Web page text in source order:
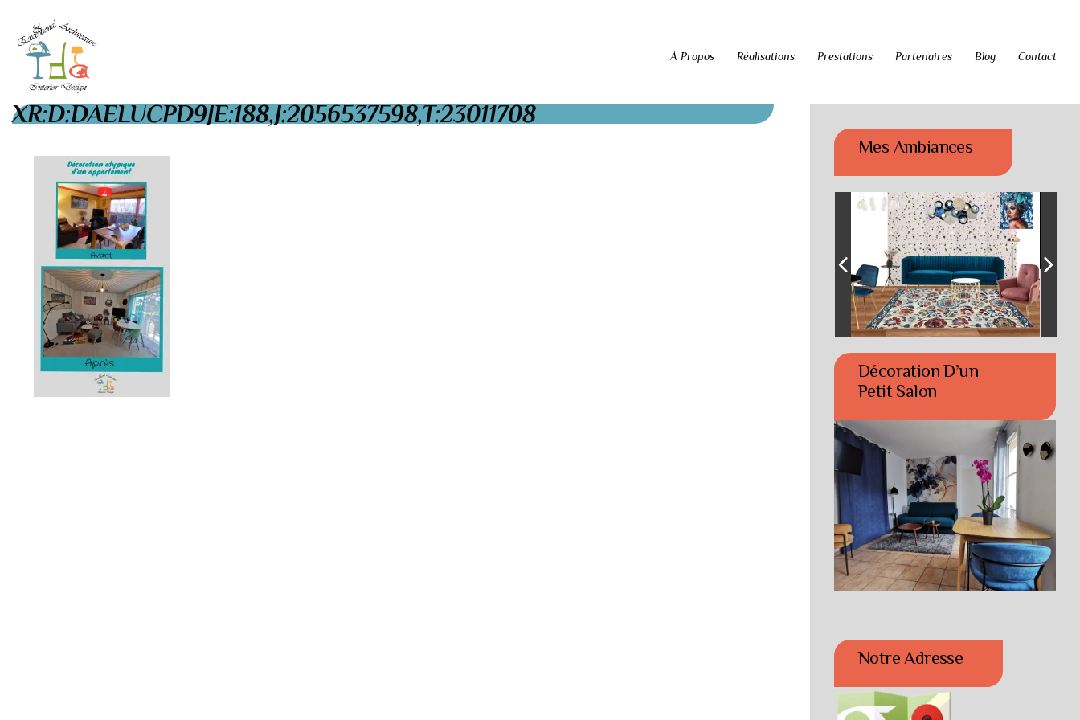
À Propos Réalisations Prestations Partenaires Blog Contact
XR:D:DAELUCPD9JE:188,J:2056537598,T:23011708
Mes Ambiances
Décoration D’un
Petit Salon
Notre Adresse